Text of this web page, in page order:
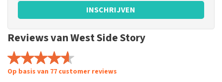
INSCHRIJVEN
Reviews van West Side Story
Op basis van 77 customer reviews